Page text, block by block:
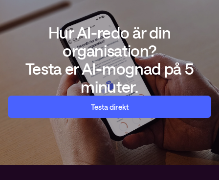
Hur AI-redo är din
organisation?
Testa er AI-mognad på 5
minuter.
Testa direkt